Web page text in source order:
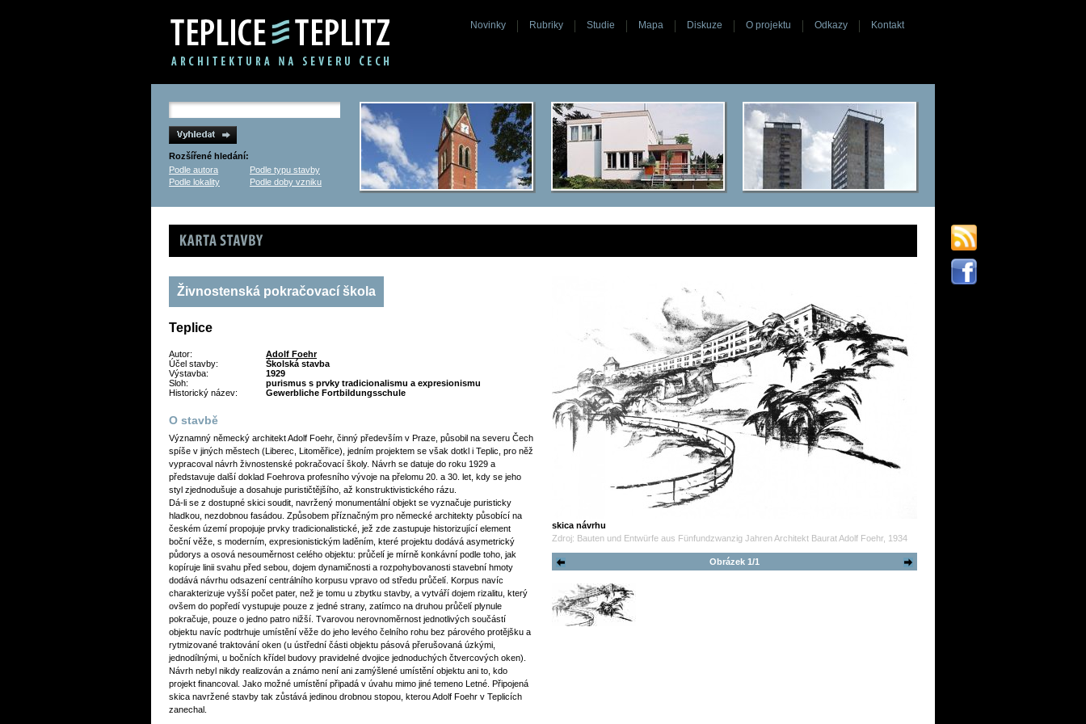
Novinky Rubriky Studie Mapa Diskuze O projektu Odkazy Kontakt
Rozšířené hledání:
Podle autora
Podle typu stavby
Podle lokality
Podle doby vzniku
Karta stavby
Živnostenská pokračovací škola
Teplice
Autor:
Adolf Foehr
Účel stavby:
Školská stavba
Výstavba:
1929
Sloh:
purismus s prvky tradicionalismu a expresionismu
Historický název:
Gewerbliche Fortbildungsschule
O stavbě
Významný německý architekt Adolf Foehr, činný především v Praze, působil na severu Čech
spíše v jiných městech (Liberec, Litoměřice), jedním projektem se však dotkl i Teplic, pro něž
vypracoval návrh živnostenské pokračovací školy. Návrh se datuje do roku 1929 a
představuje další doklad Foehrova profesního vývoje na přelomu 20. a 30. let, kdy se jeho
styl zjednodušuje a dosahuje purističtějšího, až konstruktivistického rázu.
Dá-li se z dostupné skici soudit, navržený monumentální objekt se vyznačuje puristicky
hladkou, nezdobnou fasádou. Způsobem příznačným pro německé architekty působící na
českém území propojuje prvky tradicionalistické, jež zde zastupuje historizující element
boční věže, s moderním, expresionistickým laděním, které projektu dodává asymetrický
půdorys a osová nesouměrnost celého objektu: průčelí je mírně konkávní podle toho, jak
kopíruje linii svahu před sebou, dojem dynamičnosti a rozpohybovanosti stavební hmoty
dodává návrhu odsazení centrálního korpusu vpravo od středu průčelí. Korpus navíc
charakterizuje vyšší počet pater, než je tomu u zbytku stavby, a vytváří dojem rizalitu, který
ovšem do popředí vystupuje pouze z jedné strany, zatímco na druhou průčelí plynule
pokračuje, pouze o jedno patro nižší. Tvarovou nerovnoměrnost jednotlivých součástí
objektu navíc podtrhuje umístění věže do jeho levého čelního rohu bez párového protějšku a
rytmizované traktování oken (u ústřední části objektu pásová přerušovaná úzkými,
jednodílnými, u bočních křídel budovy pravidelné dvojice jednoduchých čtvercových oken).
Návrh nebyl nikdy realizován a známo není ani zamýšlené umístění objektu ani to, kdo
projekt financoval. Jako možné umístění připadá v úvahu mimo jiné temeno Letné. Připojená
skica navržené stavby tak zůstává jedinou drobnou stopou, kterou Adolf Foehr v Teplicích
zanechal.
skica návrhu
Zdroj: Bauten und Entwürfe aus Fünfundzwanzig Jahren Architekt Baurat Adolf Foehr, 1934
Obrázek 1/1